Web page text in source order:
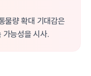
물량 확대 기대감은
가능성을 시사.